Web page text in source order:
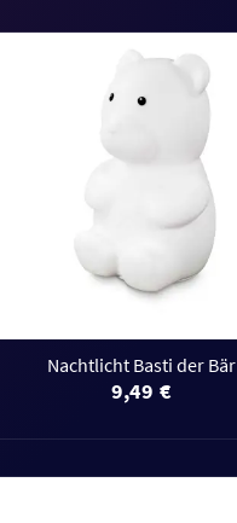
Nachtlicht Basti der Bär
9,49 €